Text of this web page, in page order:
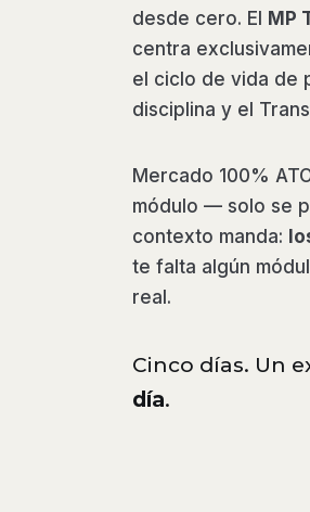
desde cero. El
MP
centra
el ciclo de vida de
disciplina y el
Mercado 100%
módulo — solo se
contexto manda:
te falta algún
real.
Cinco días. Un
día.